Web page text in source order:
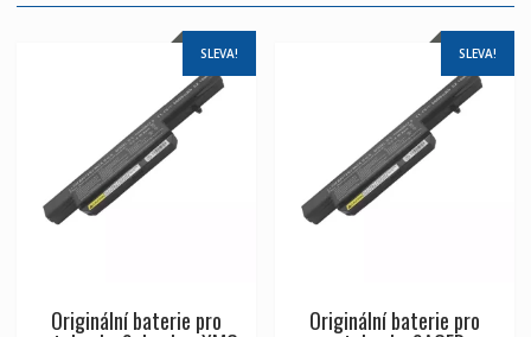
SLEVA!
Originální baterie pro
SLEVA!
Originální baterie pro